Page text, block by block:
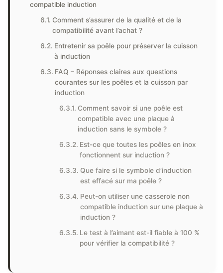
compatible induction
Comment s’assurer de la qualité et de la
compatibilité avant l’achat ?
Entretenir sa poêle pour préserver la cuisson
à induction
FAQ – Réponses claires aux questions
courantes sur les poêles et la cuisson par
induction
Comment savoir si une poêle est
compatible avec une plaque à
induction sans le symbole ?
Est-ce que toutes les poêles en inox
fonctionnent sur induction ?
Que faire si le symbole d’induction
est effacé sur ma poêle ?
Peut-on utiliser une casserole non
compatible induction sur une plaque à
induction ?
Le test à l’aimant est-il fiable à 100 %
pour vérifier la compatibilité ?